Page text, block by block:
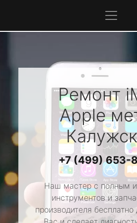
Ремонт
Apple
+7 (499) 653-
Наш мастер с полным
инструментов и
производителя